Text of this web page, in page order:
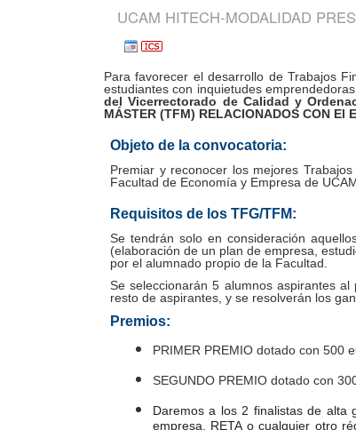
UCAM HITECH-MODALIDAD
Para favorecer el desarrollo de Trabajos
estudiantes con inquietudes
del Vicerrectorado de Calidad y
MÁSTER (TFM) RELACIONADOS CON El
Objeto de la convocatoria:
Premiar y reconocer los mejores
Facultad de Economía y Empresa de
Requisitos de los TFG/TFM:
Se tendrán solo en consideración
(elaboración de un plan de empresa,
por el alumnado propio de la Facultad.
Se seleccionarán 5 alumnos aspirantes
resto de aspirantes, y se resolverán los
Premios:
PRIMER PREMIO dotado con 500
SEGUNDO PREMIO dotado con
Daremos a los 2 finalistas de alta